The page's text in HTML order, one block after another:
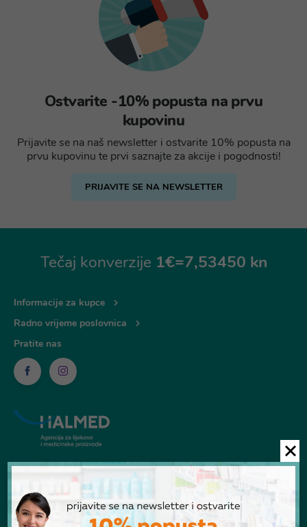
Ostvarite -10% popusta na prvu
kupovinu
Prijavite se na naš newsletter i ostvarite 10% popusta na
prvu kupovinu te prvi saznajte za akcije i pogodnosti!
PRIJAVITE SE NA NEWSLETTER
Tečaj konverzije 1€=7,53450 kn
Informacije za kupce
Radno vrijeme poslovnica
Pratite nas
© Ljekarna Talan 2026